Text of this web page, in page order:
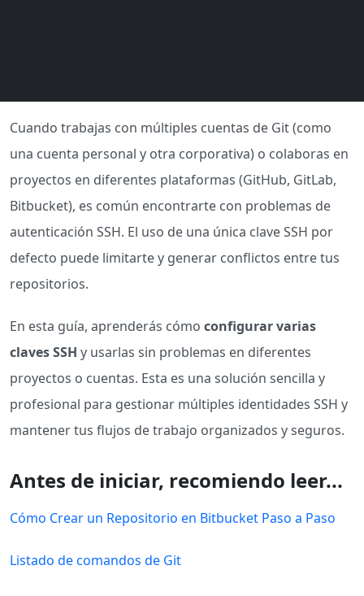
Cuando trabajas con múltiples cuentas de Git (como
una cuenta personal y otra corporativa) o colaboras en
proyectos en diferentes plataformas (GitHub, GitLab,
Bitbucket), es común encontrarte con problemas de
autenticación SSH. El uso de una única clave SSH por
defecto puede limitarte y generar conflictos entre tus
repositorios.
En esta guía, aprenderás cómo configurar varias
claves SSH y usarlas sin problemas en diferentes
proyectos o cuentas. Esta es una solución sencilla y
profesional para gestionar múltiples identidades SSH y
mantener tus flujos de trabajo organizados y seguros.
Antes de iniciar, recomiendo leer...
Cómo Crear un Repositorio en Bitbucket Paso a Paso
Listado de comandos de Git